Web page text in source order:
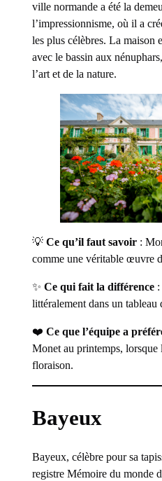
ville normande a été la
l’impressionnisme, où il a
les plus célèbres. La maison
avec le bassin aux
l’art et de la nature.
💡Ce qu’il faut savoir :
comme une véritable œuvre
✨Ce qui fait la différence
littéralement dans un tableau
❤️Ce que l’équipe a
Monet au printemps, lorsque
floraison.
Bayeux
Bayeux, célèbre pour sa
registre Mémoire du monde